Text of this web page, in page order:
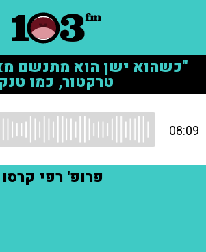
"כשהוא ישן הוא מתנשם
טרקטור, כמו
08:09
פרופ' רפי קרסו